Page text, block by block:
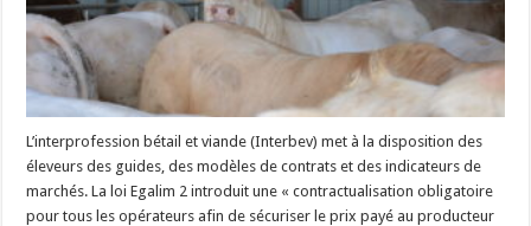
L’interprofession bétail et viande (Interbev) met à la disposition des
éleveurs des guides, des modèles de contrats et des indicateurs de
marchés. La loi Egalim 2 introduit une « contractualisation obligatoire
pour tous les opérateurs afin de sécuriser le prix payé au producteur